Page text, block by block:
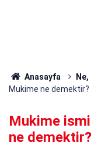
Anasayfa
Mukime ne
Mukime
ne